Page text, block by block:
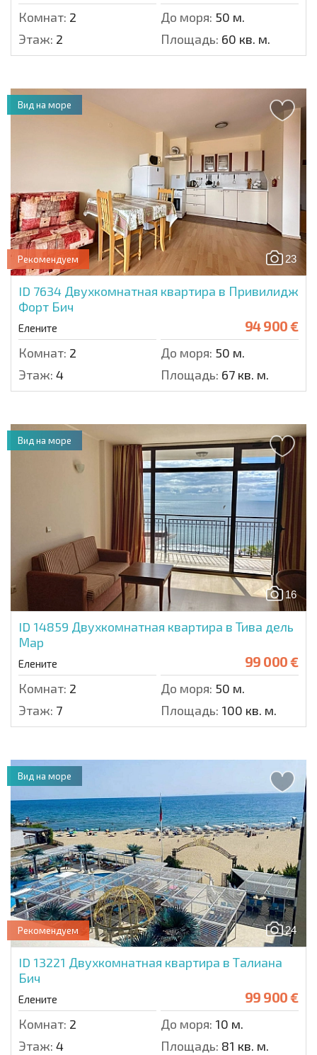
Комнат: 2 До моря: 50 м.
Этаж: 2 Площадь: 60 кв. м.
23
Рекомендуем
ID 7634 Двухкомнатная квартира в Привилидж
Форт Бич
Елените 94 900 €
Комнат: 2 До моря: 50 м.
Этаж: 4 Площадь: 67 кв. м.
Вид на море
16
ID 14859 Двухкомнатная квартира в Тива дель
Мар
Елените 99 000 €
Комнат: 2 До моря: 50 м.
Этаж: 7 Площадь: 100 кв. м.
Вид на море
24
Рекомендуем
ID 13221 Двухкомнатная квартира в Талиана
Бич
Елените 99 900 €
Комнат: 2 До моря: 10 м.
Этаж: 4 Площадь: 81 кв. м.
Вид на море